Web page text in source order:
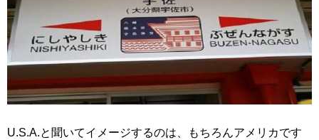
U.S.A.と聞いてイメージするのは、もちろんアメリカです